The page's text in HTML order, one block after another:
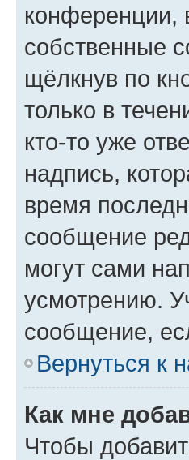
конференции,
собственные
щёлкнув по
только в
кто-то уже
надпись,
время
сообщение
могут сами
усмотрению.
сообщение,
Вернуться к
Как мне
Чтобы